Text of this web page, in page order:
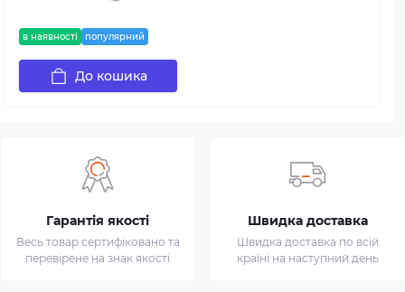
в наявності популярний
До кошика
Гарантія якості
Весь товар сертифіковано та
перевірене на знак якості
Швидка доставка
Швидка доставка по всій
країні на наступний день